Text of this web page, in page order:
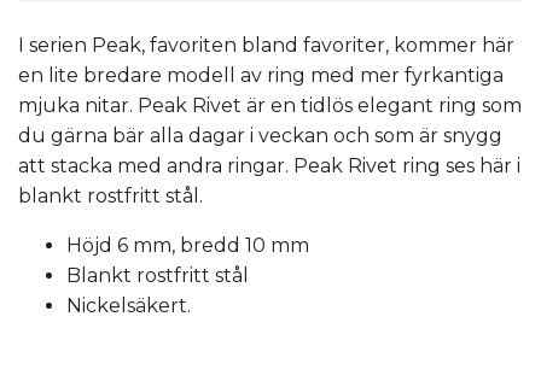
I serien Peak, favoriten bland favoriter, kommer här
en lite bredare modell av ring med mer fyrkantiga
mjuka nitar. Peak Rivet är en tidlös elegant ring som
du gärna bär alla dagar i veckan och som är snygg
att stacka med andra ringar. Peak Rivet ring ses här i
blankt rostfritt stål.
Höjd 6 mm, bredd 10 mm
Blankt rostfritt stål
Nickelsäkert.